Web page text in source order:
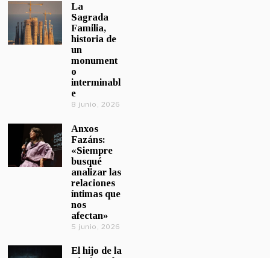
La
Sagrada
Familia,
historia de
un
monument
o
interminabl
e
8 junio, 2026
Anxos
Fazáns:
«Siempre
busqué
analizar las
relaciones
íntimas que
nos
afectan»
5 junio, 2026
El hijo de la